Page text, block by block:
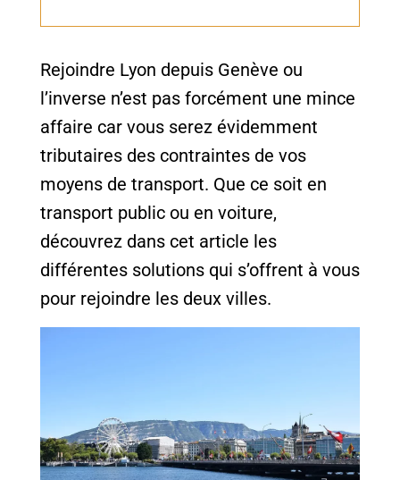
Rejoindre Lyon depuis Genève ou
l’inverse n’est pas forcément une mince
affaire car vous serez évidemment
tributaires des contraintes de vos
moyens de transport. Que ce soit en
transport public ou en voiture,
découvrez dans cet article les
différentes solutions qui s’offrent à vous
pour rejoindre les deux villes.